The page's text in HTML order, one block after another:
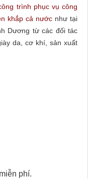
trình phục vụ công
khắp cả nướcnhư tại
Dương từ các đối tác
da, cơ khí, sản xuất
phí.